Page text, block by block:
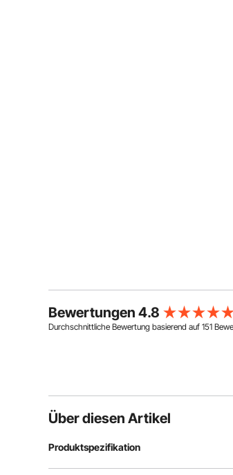
Bewertungen 4.8
Durchschnittliche Bewertung basierend auf 151
Über diesen Artikel
Produktspezifikation